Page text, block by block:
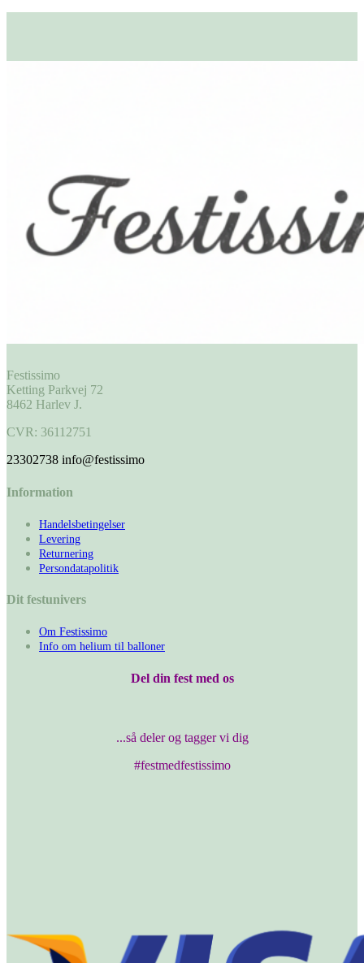
Festissimo
Ketting Parkvej 72
8462 Harlev J.
CVR: 36112751
23302738 info@festissimo
Information
Handelsbetingelser
Levering
Returnering
Persondatapolitik
Dit festunivers
Om Festissimo
Info om helium til balloner
Del din fest med os
...så deler og tagger vi dig
#festmedfestissimo